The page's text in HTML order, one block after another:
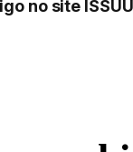
no site